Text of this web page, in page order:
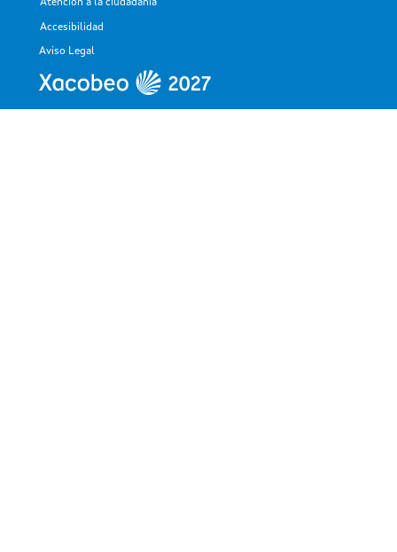
Pé
Atención a la ciudadanía
Accesibilidad
Aviso Legal